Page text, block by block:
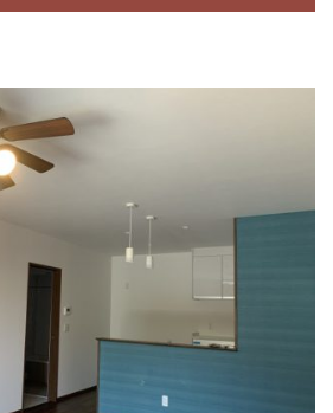
ストラクチャーEX